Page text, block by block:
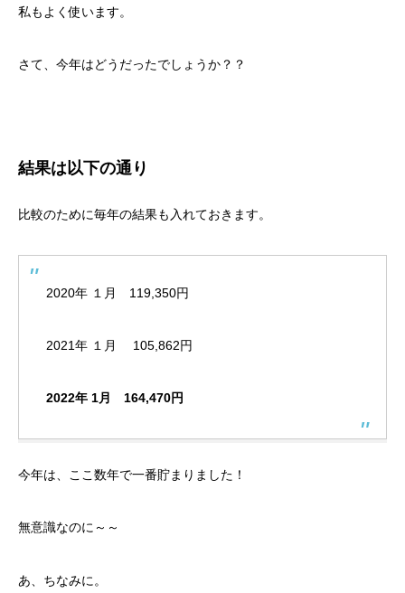
私もよく使います。
さて、今年はどうだったでしょうか？？
結果は以下の通り
比較のために毎年の結果も入れておきます。
2020年 １月 119,350円
2021年 １月 105,862円
2022年 1月 164,470円
今年は、ここ数年で一番貯まりました！
無意識なのに～～
あ、ちなみに。